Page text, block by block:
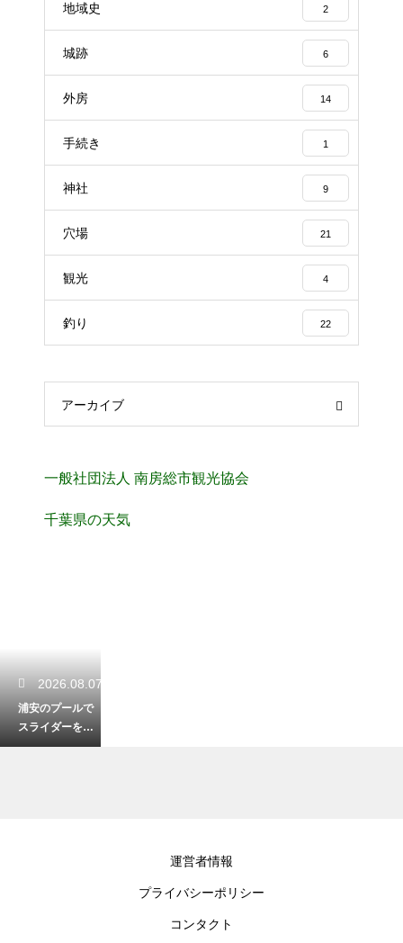
地域史 2
城跡 6
外房 14
手続き 1
神社 9
穴場 21
観光 4
釣り 22
アーカイブ
一般社団法人 南房総市観光協会
千葉県の天気
2026.08.07
浦安のプールで
スライダーを楽
しむ！子供が大
運営者情報
プライバシーポリシー
コンタクト